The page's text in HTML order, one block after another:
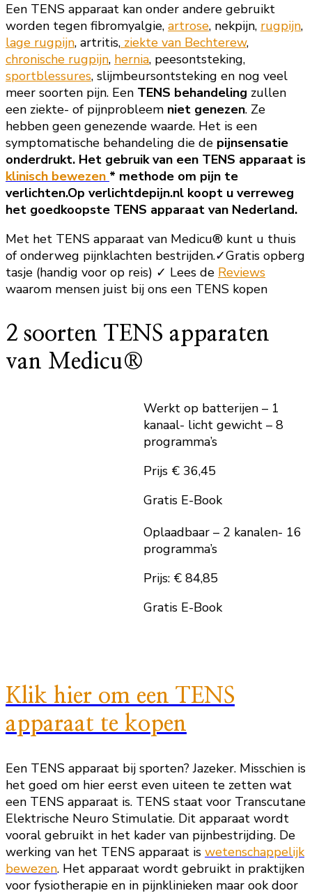
Een TENS apparaat kan onder andere gebruikt
worden tegen fibromyalgie, artrose, nekpijn, rugpijn,
lage rugpijn, artritis, ziekte van Bechterew,
chronische rugpijn, hernia, peesontsteking,
sportblessures, slijmbeursontsteking en nog veel
meer soorten pijn. Een TENS behandeling zullen
een ziekte- of pijnprobleem niet genezen. Ze
hebben geen genezende waarde. Het is een
symptomatische behandeling die de pijnsensatie
onderdrukt. Het gebruik van een TENS apparaat is
klinisch bewezen * methode om pijn te
verlichten.Op verlichtdepijn.nl koopt u verreweg
het goedkoopste TENS apparaat van Nederland.
Met het TENS apparaat van Medicu® kunt u thuis
of onderweg pijnklachten bestrijden.✓Gratis opberg
tasje (handig voor op reis) ✓ Lees de Reviews
waarom mensen juist bij ons een TENS kopen
2 soorten TENS apparaten
van Medicu®
Werkt op batterijen – 1
kanaal- licht gewicht – 8
programma’s
Prijs € 36,45
Gratis E-Book
Oplaadbaar – 2 kanalen- 16
programma’s
Prijs: € 84,85
Gratis E-Book
Klik hier om een TENS
apparaat te kopen
Een TENS apparaat bij sporten? Jazeker. Misschien is
het goed om hier eerst even uiteen te zetten wat
een TENS apparaat is. TENS staat voor Transcutane
Elektrische Neuro Stimulatie. Dit apparaat wordt
vooral gebruikt in het kader van pijnbestrijding. De
werking van het TENS apparaat is wetenschappelijk
bewezen. Het apparaat wordt gebruikt in praktijken
voor fysiotherapie en in pijnklinieken maar ook door